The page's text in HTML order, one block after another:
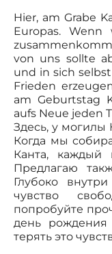
Hier, am Grabe
Europas.
von uns sollte
und in sich
Frieden
am Geburtstag
aufs Neue jeden
Здесь, у могилы
Когда мы
Канта, каждый
Предлагаю
Глубоко
чувство
попробуйте
день
терять это